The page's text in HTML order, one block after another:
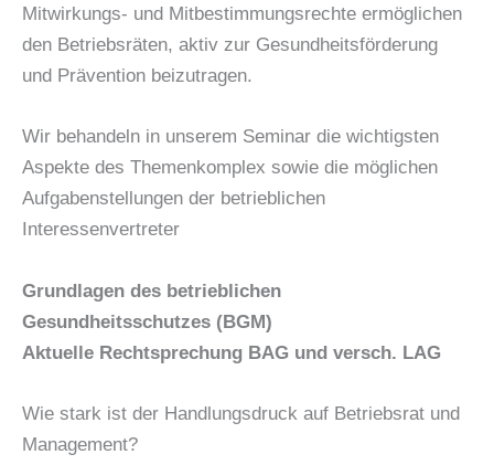
Mitwirkungs- und Mitbestimmungsrechte ermöglichen
den Betriebsräten, aktiv zur Gesundheitsförderung
und Prävention beizutragen.
Wir behandeln in unserem Seminar die wichtigsten
Aspekte des Themenkomplex sowie die möglichen
Aufgabenstellungen der betrieblichen
Interessenvertreter
Grundlagen des betrieblichen
Gesundheitsschutzes (BGM)
Aktuelle Rechtsprechung BAG und versch. LAG
Wie stark ist der Handlungsdruck auf Betriebsrat und
Management?